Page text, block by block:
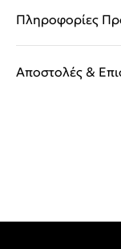
Πληροφορίες
Αποστολές &